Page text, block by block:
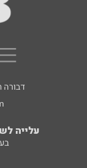
דבורה
עלייה לשידור: